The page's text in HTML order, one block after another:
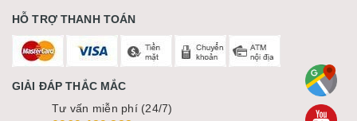
HỖ TRỢ THANH TOÁN
GIẢI ĐÁP THẮC MẮC
Tư vấn miễn phí (24/7)